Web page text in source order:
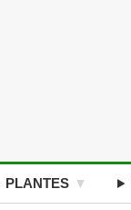
PLANTES